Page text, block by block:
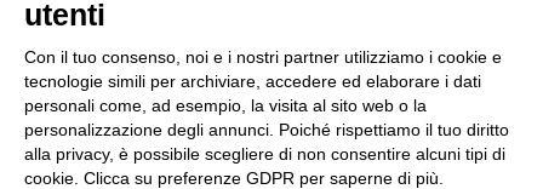
Molinaro Manufattipunta sulla qualità certificata, con
importanti attestazioni che garantiscono prodotti e
servizi all’avanguardia nel settore del calcestruzzo.
utenti
Con il tuo consenso, noi e i nostri partner utilizziamo i cookie e
tecnologie simili per archiviare, accedere ed elaborare i dati
personali come, ad esempio, la visita al sito web o la
personalizzazione degli annunci. Poiché rispettiamo il tuo diritto
alla privacy, è possibile scegliere di non consentire alcuni tipi di
cookie. Clicca su preferenze GDPR per saperne di più.